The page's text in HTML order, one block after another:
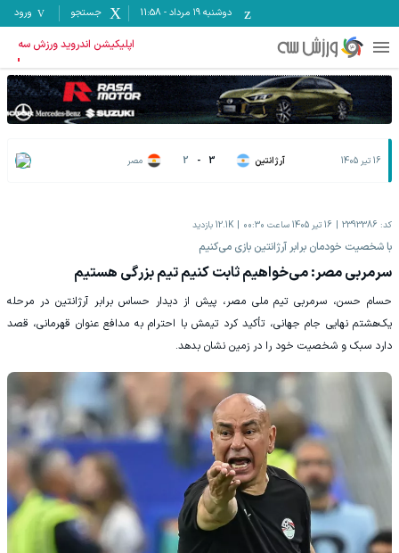
دوشنبه ۱۹ مرداد -
11:58 جستجو ورود
اپلیکیشن اندروید ورزش سه
16 تیر 1405 آرژانتین 3
-
2 مصر
کد: 2393386 16 تیر 1405 ساعت 00:30 12.1K بازدید
با شخصیت خودمان برابر آرژانتین بازی می‌کنیم
سرمربی مصر: می‌خواهیم ثابت کنیم تیم بزرگی هستیم
حسام حسن، سرمربی تیم ملی مصر، پیش از دیدار حساس برابر آرژانتین در مرحله
یک‌هشتم نهایی جام جهانی، تأکید کرد تیمش با احترام به مدافع عنوان قهرمانی، قصد
دارد سبک و شخصیت خود را در زمین نشان بدهد.